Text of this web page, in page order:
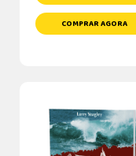
COMPRAR AGORA